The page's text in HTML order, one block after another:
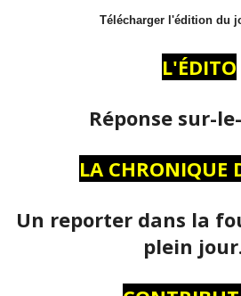
Télécharger l'édition du
L'ÉDITO
Réponse sur-
LA CHRONIQUE
Un reporter dans la
plein